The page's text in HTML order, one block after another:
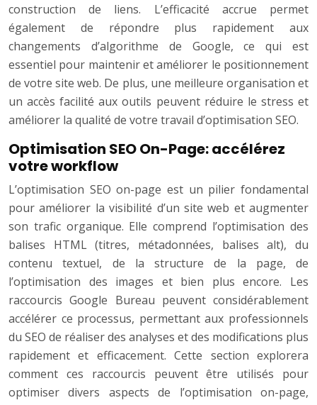
construction de liens. L’efficacité accrue permet
également de répondre plus rapidement aux
changements d’algorithme de Google, ce qui est
essentiel pour maintenir et améliorer le positionnement
de votre site web. De plus, une meilleure organisation et
un accès facilité aux outils peuvent réduire le stress et
améliorer la qualité de votre travail d’optimisation SEO.
Optimisation SEO On-Page: accélérez
votre workflow
L’optimisation SEO on-page est un pilier fondamental
pour améliorer la visibilité d’un site web et augmenter
son trafic organique. Elle comprend l’optimisation des
balises HTML (titres, métadonnées, balises alt), du
contenu textuel, de la structure de la page, de
l’optimisation des images et bien plus encore. Les
raccourcis Google Bureau peuvent considérablement
accélérer ce processus, permettant aux professionnels
du SEO de réaliser des analyses et des modifications plus
rapidement et efficacement. Cette section explorera
comment ces raccourcis peuvent être utilisés pour
optimiser divers aspects de l’optimisation on-page,